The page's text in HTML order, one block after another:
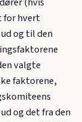
for hvert
og til den
valgte
faktorene,
og det fra den